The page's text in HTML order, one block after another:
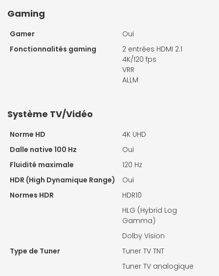
Gaming
Gamer
Oui
Fonctionnalités gaming
2 entrées HDMI 2.1
4K/120 fps
VRR
ALLM
Système TV/Vidéo
Norme HD
4K UHD
Dalle native 100 Hz
Oui
Fluidité maximale
120 Hz
HDR (High Dynamique Range)
Oui
Normes HDR
HDR10
HLG (Hybrid Log
Gamma)
Dolby Vision
Type de Tuner
Tuner TV TNT
Tuner TV analogique